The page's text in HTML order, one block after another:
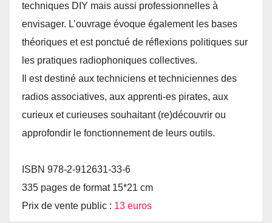
techniques DIY mais aussi professionnelles à
envisager. L’ouvrage évoque également les bases
théoriques et est ponctué de réflexions politiques sur
les pratiques radiophoniques collectives.
Il est destiné aux techniciens et techniciennes des
radios associatives, aux apprenti-es pirates, aux
curieux et curieuses souhaitant (re)découvrir ou
approfondir le fonctionnement de leurs outils.
ISBN 978-2-912631-33-6
335 pages de format 15*21 cm
Prix de vente public : 13 euros